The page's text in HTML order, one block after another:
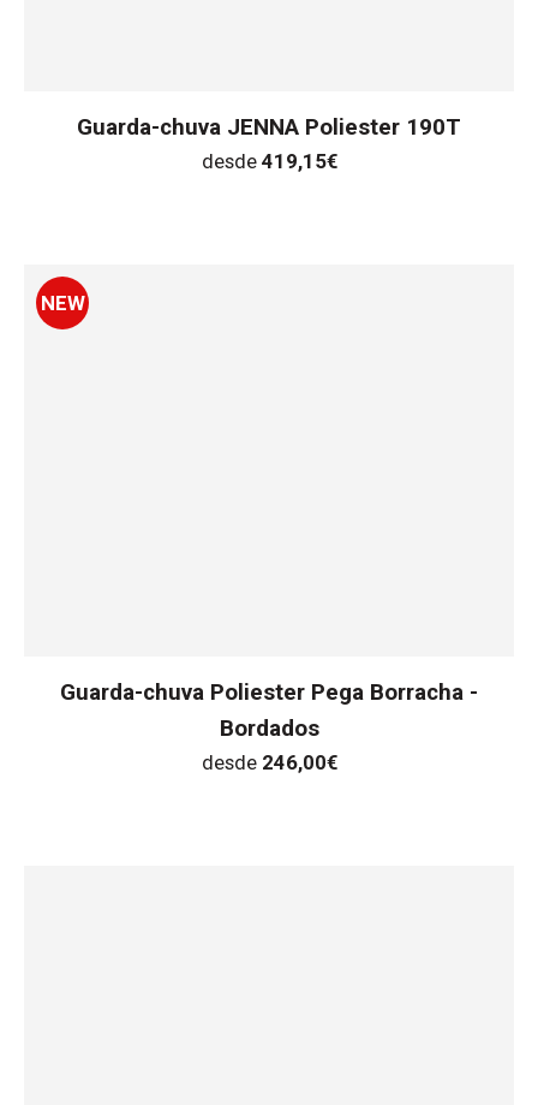
Guarda-chuva JENNA Poliester 190T
desde 419,15€
NEW
Guarda-chuva Poliester Pega Borracha -
Bordados
desde 246,00€